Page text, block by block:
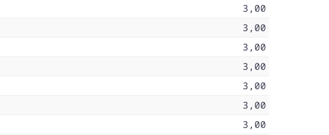
3,00
3,00
3,00
3,00
3,00
3,00
3,00